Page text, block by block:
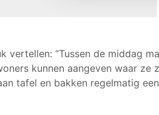
vertellen: “Tussen de middag
kunnen aangeven waar ze
tafel en bakken regelmatig